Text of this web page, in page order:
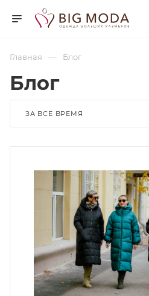
Главная — Блог
Блог
ЗА ВСЕ ВРЕМЯ